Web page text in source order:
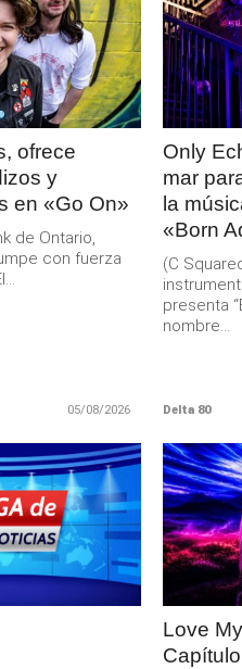
ofrece
y
en «Go On»
de Ontario,
con fuerza
05/08/2026
Only
mar
la
«Born
(C
presenta
nombre...
Delta 80
Love